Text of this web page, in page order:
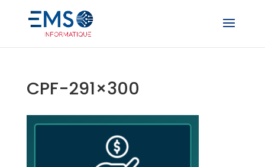
CPF-291×300